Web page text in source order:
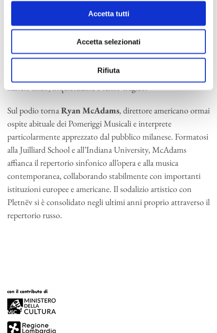
Accetta tutti
Accetta selezionati
Rifiuta
Dal carattere inquieto del primo tempo alla struggente
cantabilità dell’Andante, celebre per l’assolo del corno, fino al
e ambiguamente trionfale, Čajkovskij costruisce una delle sue
architetture orchestrali più potenti e complesse. Una musica
attraversata da continue tensioni emotive, in cui convivono
slancio lirico, inquietudine e senso tragico.
Sul podio tornaRyan McAdams, direttore americano ormai
ospite abituale dei Pomeriggi Musicali e interprete
particolarmente apprezzato dal pubblico milanese. Formatosi
alla Juilliard School e all’Indiana University, McAdams
affianca il repertorio sinfonico all’opera e alla musica
contemporanea, collaborando stabilmente con importanti
istituzioni europee e americane. Il sodalizio artistico con
Pletnëv si è consolidato negli ultimi anni proprio attraverso il
repertorio russo.